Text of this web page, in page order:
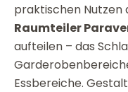
praktischen Nutzen
Raumteiler
aufteilen – das
Essbereiche.